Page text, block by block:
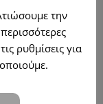
πέργγολας σε
χρώμα εκρού
στο Korfu
Restaurant
την
ρυθμίσεις για